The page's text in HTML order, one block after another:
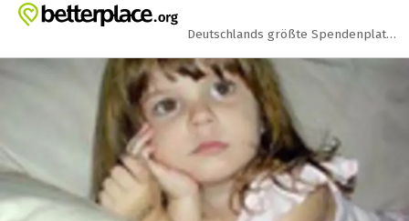
Zum Hauptinhalt springen
Erklärung zur Barrierefreiheit anzeigen
Deutschlands größte Spendenplattform